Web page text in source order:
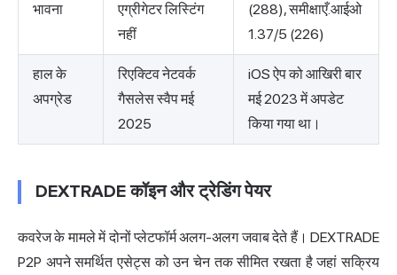
भावना
एग्रीगेटर लिस्टिंग
नहीं
(288), समीक्षाएँ.आईओ
1.37/5 (226)
हाल के
अपग्रेड
रिएक्टिव नेटवर्क
गैसलेस स्वैप मई
2025
iOS ऐप को आखिरी बार
मई 2023 में अपडेट
किया गया था।
DEXTRADE कॉइन और ट्रेडिंग पेयर
कवरेज के मामले में दोनों प्लेटफॉर्म अलग-अलग जवाब देते हैं। DEXTRADE
P2P अपने समर्थित एसेट्स को उन चेन तक सीमित रखता है जहां सक्रिय